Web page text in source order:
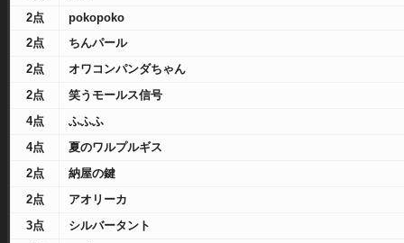
2点
pokopoko
2点
ちんパール
2点
オワコンパンダちゃん
2点
笑うモールス信号
4点
ふふふ
4点
夏のワルプルギス
2点
納屋の鍵
2点
アオリーカ
3点
シルバータント